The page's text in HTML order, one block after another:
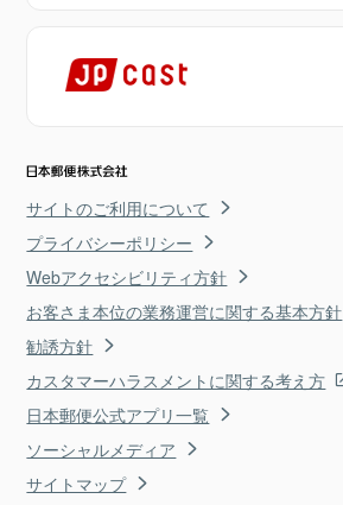
サイトのご利用について
プライバシーポリシー
Webアクセシビリティ方針
お客さま本位の業務運営に関する基本方針
勧誘方針
カスタマーハラスメントに関する考え方
日本郵便公式アプリ一覧
ソーシャルメディア
サイトマップ